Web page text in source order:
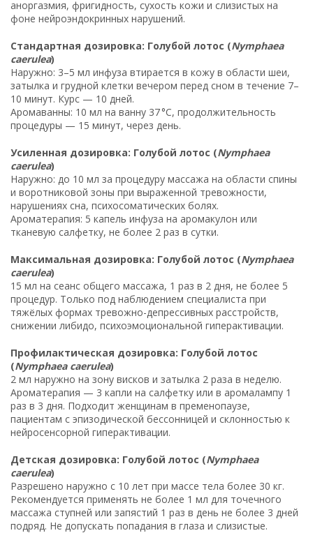
аноргазмия, фригидность, сухость кожи и слизистых на
фоне нейроэндокринных нарушений.
Стандартная дозировка: Голубой лотос (Nymphaea
caerulea)
Наружно: 3–5 мл инфуза втирается в кожу в области шеи,
затылка и грудной клетки вечером перед сном в течение 7–
10 минут. Курс — 10 дней.
Аромаванны: 10 мл на ванну 37 °C, продолжительность
процедуры — 15 минут, через день.
Усиленная дозировка: Голубой лотос (Nymphaea
caerulea)
Наружно: до 10 мл за процедуру массажа на области спины
и воротниковой зоны при выраженной тревожности,
нарушениях сна, психосоматических болях.
Ароматерапия: 5 капель инфуза на аромакулон или
тканевую салфетку, не более 2 раз в сутки.
Максимальная дозировка: Голубой лотос (Nymphaea
caerulea)
15 мл на сеанс общего массажа, 1 раз в 2 дня, не более 5
процедур. Только под наблюдением специалиста при
тяжёлых формах тревожно-депрессивных расстройств,
снижении либидо, психоэмоциональной гиперактивации.
Профилактическая дозировка: Голубой лотос
(Nymphaea caerulea)
2 мл наружно на зону висков и затылка 2 раза в неделю.
Ароматерапия — 3 капли на салфетку или в аромалампу 1
раз в 3 дня. Подходит женщинам в пременопаузе,
пациентам с эпизодической бессонницей и склонностью к
нейросенсорной гиперактивации.
Детская дозировка: Голубой лотос (Nymphaea
caerulea)
Разрешено наружно с 10 лет при массе тела более 30 кг.
Рекомендуется применять не более 1 мл для точечного
массажа ступней или запястий 1 раз в день не более 3 дней
подряд. Не допускать попадания в глаза и слизистые.